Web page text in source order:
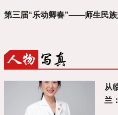
第三届“乐动卿春”——师生民族
从
兰